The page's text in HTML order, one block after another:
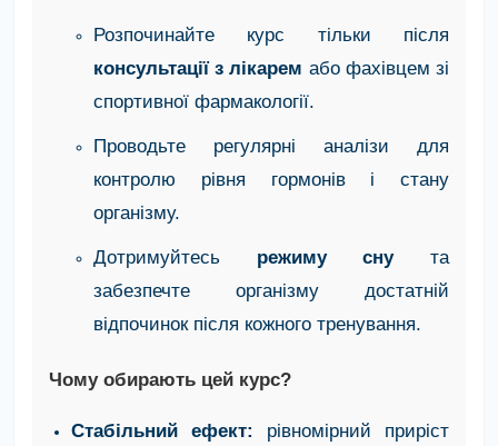
Розпочинайте курс тільки після
консультації з лікарем або фахівцем зі
спортивної фармакології.
Проводьте регулярні аналізи для
контролю рівня гормонів і стану
організму.
Дотримуйтесь режиму снута
забезпечте організму достатній
відпочинок після кожного тренування.
Чому обирають цей курс?
Стабільний ефект: рівномірний приріст